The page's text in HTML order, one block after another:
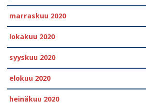
marraskuu 2020
lokakuu 2020
syyskuu 2020
elokuu 2020
heinäkuu 2020